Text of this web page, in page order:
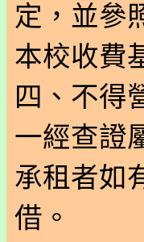
定，並參
本校收費
四、不得
一經查證
承租者如
借。